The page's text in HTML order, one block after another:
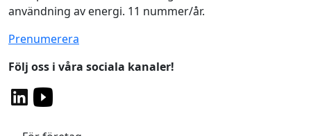
användning av energi. 11 nummer/år.
Prenumerera
Följ oss i våra sociala kanaler!